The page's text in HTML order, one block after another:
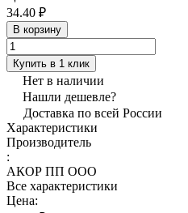
34.40 ₽
В корзину
Купить в 1 клик
Нет в наличии
Нашли дешевле?
Доставка по всей России
Характеристики
Производитель
:
АКОР ПП ООО
Все характеристики
Цена: